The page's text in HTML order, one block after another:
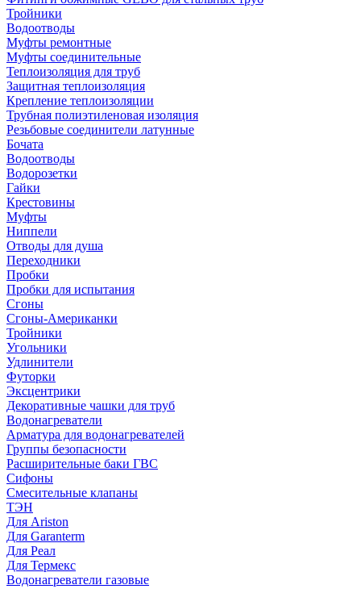
Тройники
Водоотводы
Муфты ремонтные
Муфты соединительные
Теплоизоляция для труб
Защитная теплоизоляция
Крепление теплоизоляции
Трубная полиэтиленовая изоляция
Резьбовые соединители латунные
Бочата
Водоотводы
Водорозетки
Гайки
Крестовины
Муфты
Ниппели
Отводы для душа
Переходники
Пробки
Пробки для испытания
Сгоны
Сгоны-Американки
Тройники
Угольники
Удлинители
Футорки
Эксцентрики
Декоративные чашки для труб
Водонагреватели
Арматура для водонагревателей
Группы безопасности
Расширительные баки ГВС
Сифоны
Смесительные клапаны
ТЭН
Для Ariston
Для Garanterm
Для Реал
Для Термекс
Водонагреватели газовые